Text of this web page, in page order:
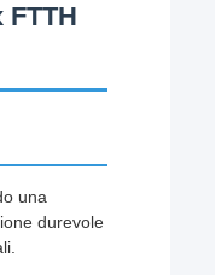
una
durevole